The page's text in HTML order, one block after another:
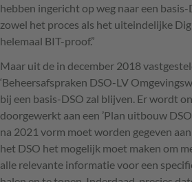
hebben ingericht op weg naar een
zowel het proces als het uiteindelijke
helemaal BIT-proof.”
Maar uit de in december 2018
‘Beheersafspraken DSO-LV
bij een basis-DSO zal blijven. Er wordt
doorgewerkt aan een ’Plan uitbouw DSO
na 2021 vorm moet worden gegeven
het DSO het mogelijk moet maken om
alle relevante informatie voor een